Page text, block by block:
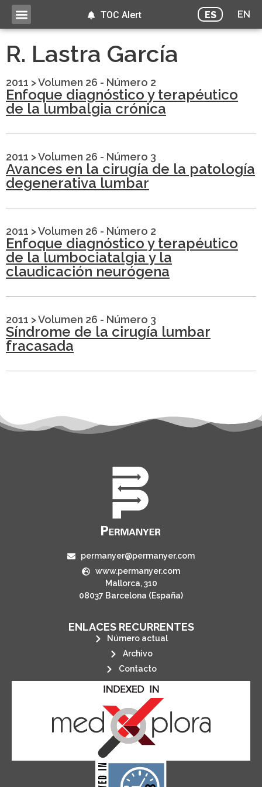
ES EN
TOC Alert
R. Lastra García
2011 >Volumen 26 - Número 2
Enfoque diagnóstico y terapéutico
de la lumbalgia crónica
2011 >Volumen 26 - Número 3
Avances en la cirugía de la patología
degenerativa lumbar
2011 >Volumen 26 - Número 2
Enfoque diagnóstico y terapéutico
de la lumbociatalgia y la
claudicación neurógena
2011 >Volumen 26 - Número 3
Síndrome de la cirugía lumbar
fracasada
permanyer@permanyer.com
www.permanyer.com
Mallorca, 310
08037 Barcelona (España)
ENLACES RECURRENTES
Número actual
Archivo
Contacto
its stakeholders.